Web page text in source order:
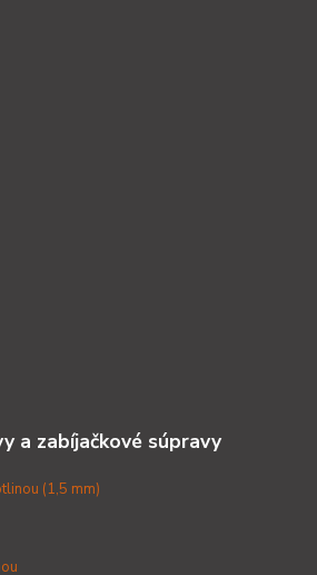
a zabíjačkové súpravy
(1,5 mm)